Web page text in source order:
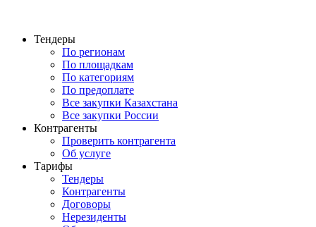
Тендеры
По регионам
По площадкам
По категориям
По предоплате
Все закупки Казахстана
Все закупки России
Контрагенты
Проверить контрагента
Об услуге
Тарифы
Тендеры
Контрагенты
Договоры
Нерезиденты